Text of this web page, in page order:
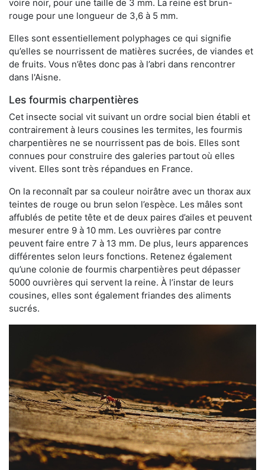
voire noir, pour une taille de 3 mm. La reine est brun-
rouge pour une longueur de 3,6 à 5 mm.
Elles sont essentiellement polyphages ce qui signifie
qu’elles se nourrissent de matières sucrées, de viandes et
de fruits. Vous n’êtes donc pas à l’abri dans rencontrer
dans l'Aisne.
Les fourmis charpentières
Cet insecte social vit suivant un ordre social bien établi et
contrairement à leurs cousines les termites, les fourmis
charpentières ne se nourrissent pas de bois. Elles sont
connues pour construire des galeries partout où elles
vivent. Elles sont très répandues en France.
On la reconnaît par sa couleur noirâtre avec un thorax aux
teintes de rouge ou brun selon l’espèce. Les mâles sont
affublés de petite tête et de deux paires d’ailes et peuvent
mesurer entre 9 à 10 mm. Les ouvrières par contre
peuvent faire entre 7 à 13 mm. De plus, leurs apparences
différentes selon leurs fonctions. Retenez également
qu’une colonie de fourmis charpentières peut dépasser
5000 ouvrières qui servent la reine. À l’instar de leurs
cousines, elles sont également friandes des aliments
sucrés.